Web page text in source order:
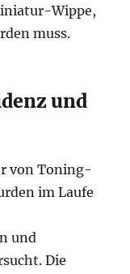
Wippe,
muss.
und
von Toning-
im Laufe
und
Die